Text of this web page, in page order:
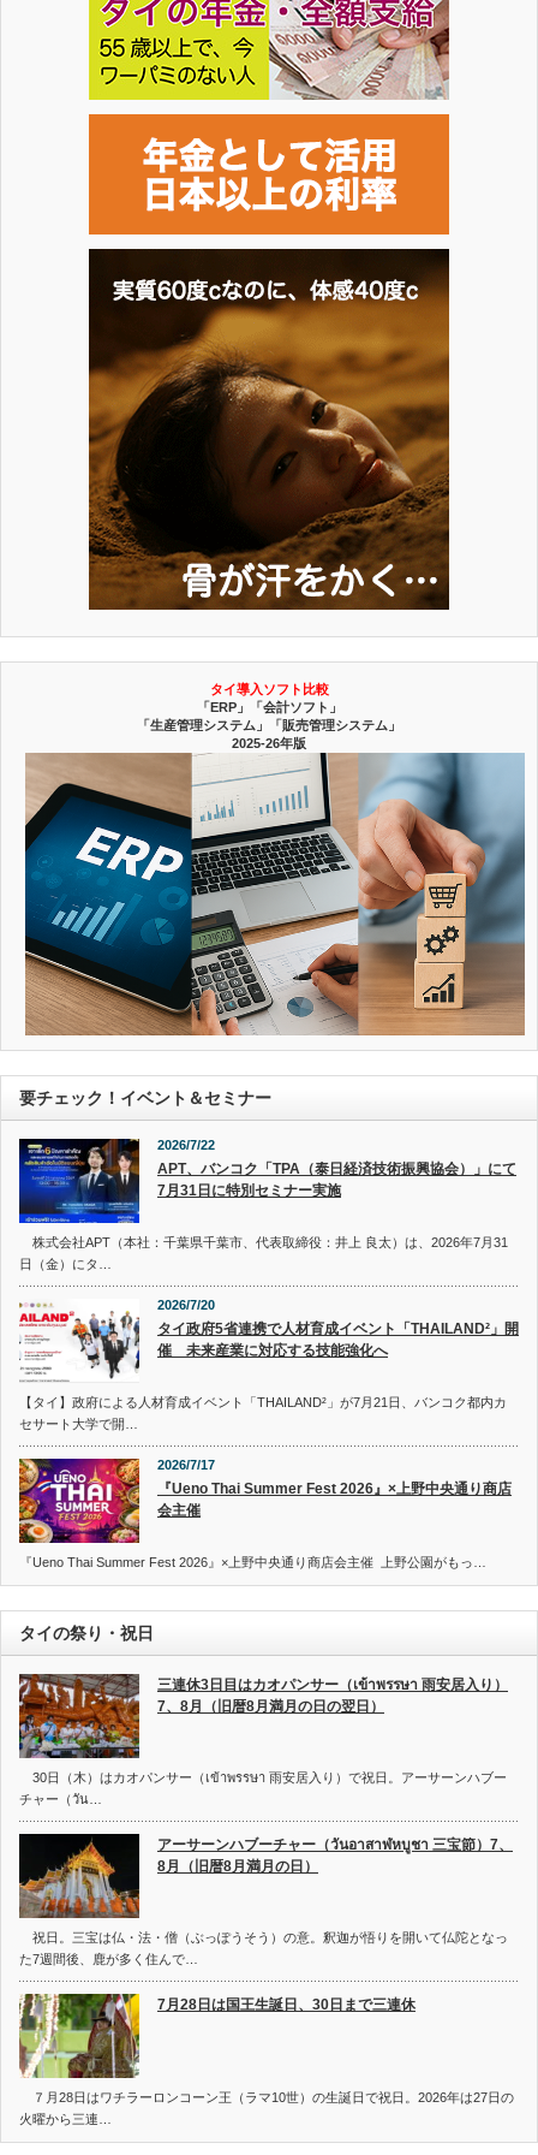
タイ導入ソフト比較
「ERP」「会計ソフト」
「生産管理システム」「販売管理システム」
2025-26年版
要チェック！イベント＆セミナー
2026/7/22
APT、バンコク「TPA（泰日経済技術振興協会）」にて
7月31日に特別セミナー実施
株式会社APT（本社：千葉県千葉市、代表取締役：井上 良太）は、2026年7月31
日（金）にタ…
2026/7/20
タイ政府5省連携で人材育成イベント「THAILAND²」開
催 未来産業に対応する技能強化へ
【タイ】政府による人材育成イベント「THAILAND²」が7月21日、バンコク都内カ
セサート大学で開…
2026/7/17
『Ueno Thai Summer Fest 2026』×上野中央通り商店
会主催
『Ueno Thai Summer Fest 2026』×上野中央通り商店会主催 上野公園がもっ…
タイの祭り・祝日
三連休3日目はカオパンサー（เข้าพรรษา 雨安居入り）
7、8月（旧暦8月満月の日の翌日）
30日（木）はカオパンサー（เข้าพรรษา 雨安居入り）で祝日。アーサーンハブー
チャー（วัน…
アーサーンハブーチャー（วันอาสาฬหบูชา 三宝節）7、
8月（旧暦8月満月の日）
祝日。三宝は仏・法・僧（ぶっぽうそう）の意。釈迦が悟りを開いて仏陀となっ
た7週間後、鹿が多く住んで…
7月28日は国王生誕日、30日まで三連休
７月28日はワチラーロンコーン王（ラマ10世）の生誕日で祝日。2026年は27日の
火曜から三連…